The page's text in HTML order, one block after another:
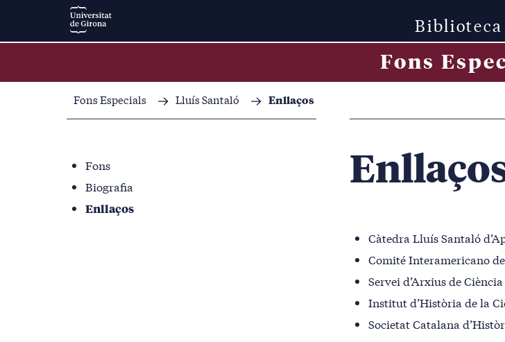
Biblioteca
Fons
Fons Especials Lluís Santaló Enllaços
Fons
Biografia
Enllaços
Càtedra Lluís Santaló
Comité Interamericano
Servei d’Arxius de Ciència
Institut d’Història de la
Societat Catalana